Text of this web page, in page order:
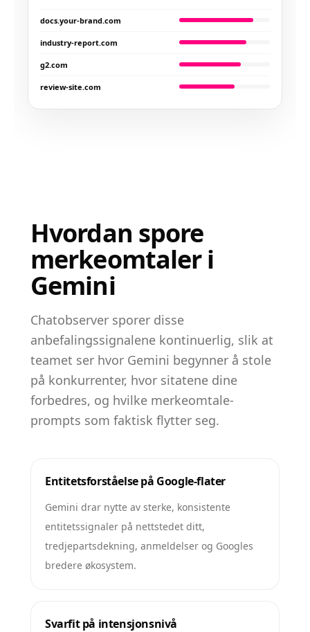
docs.your-brand.com
industry-report.com
g2.com
review-site.com
Hvordan spore
merkeomtaler i
Gemini
Chatobserver sporer disse
anbefalingssignalene kontinuerlig, slik at
teamet ser hvor Gemini begynner å stole
på konkurrenter, hvor sitatene dine
forbedres, og hvilke merkeomtale-
prompts som faktisk flytter seg.
Entitetsforståelse på Google-flater
Gemini drar nytte av sterke, konsistente
entitetssignaler på nettstedet ditt,
tredjepartsdekning, anmeldelser og Googles
bredere økosystem.
Svarfit på intensjonsnivå